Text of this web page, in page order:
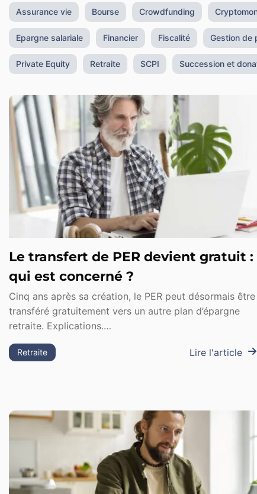
Assurance vie Bourse Crowdfunding
Epargne salariale Financier Fiscalité Gestion de
Private Equity Retraite SCPI Succession et
Le transfert de PER devient gratuit :
qui est concerné ?
Cinq ans après sa création, le PER peut désormais être
transféré gratuitement vers un autre plan d’épargne
retraite. Explications.…
Lire l'article
Retraite